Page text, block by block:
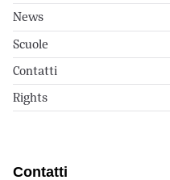
News
Scuole
Contatti
Rights
Contatti